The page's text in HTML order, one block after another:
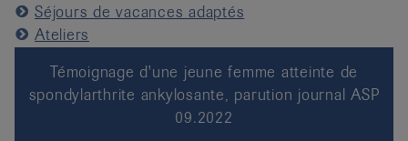
Séjours de vacances adaptés
Ateliers
Témoignage d'une jeune femme atteinte de
spondylarthrite ankylosante, parution journal ASP
09.2022